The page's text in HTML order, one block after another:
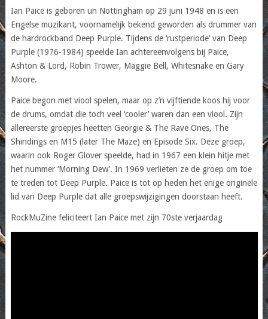
Ian Paice is geboren un Nottingham op 29 juni 1948 en is een
Engelse muzikant, voornamelijk bekend geworden als drummer van
de hardrockband Deep Purple. Tijdens de ‘rustperiode’ van Deep
Purple (1976-1984) speelde Ian achtereenvolgens bij Paice,
Ashton & Lord, Robin Trower, Maggie Bell, Whitesnake en Gary
Moore.
Paice begon met viool spelen, maar op z’n vijftiende koos hij voor
de drums, omdat die toch veel ‘cooler’ waren dan een viool. Zijn
allereerste groepjes heetten Georgie & The Rave Ones, The
Shindings en M15 (later The Maze) en Episode Six. Deze groep,
waarin ook Roger Glover speelde, had in 1967 een klein hitje met
het nummer ‘Morning Dew’. In 1969 verlieten ze de groep om toe
te treden tot Deep Purple. Paice is tot op heden het enige originele
lid van Deep Purple dat alle groepswijzigingen doorstaan heeft.
RockMuZine feliciteert Ian Paice met zijn 70ste verjaardag